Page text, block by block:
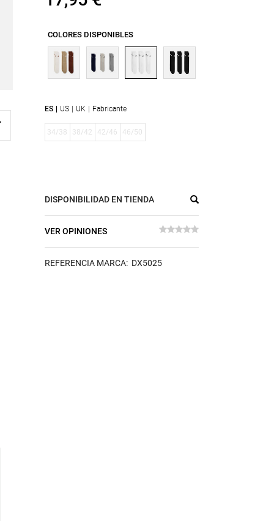
COLORES DISPONIBLES
ES US UK Fabricante
34/38 38/42 42/46 46/50
DISPONIBILIDAD EN TIENDA
VER OPINIONES
REFERENCIA MARCA: DX5025